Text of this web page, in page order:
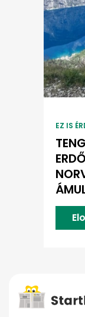
EZ IS